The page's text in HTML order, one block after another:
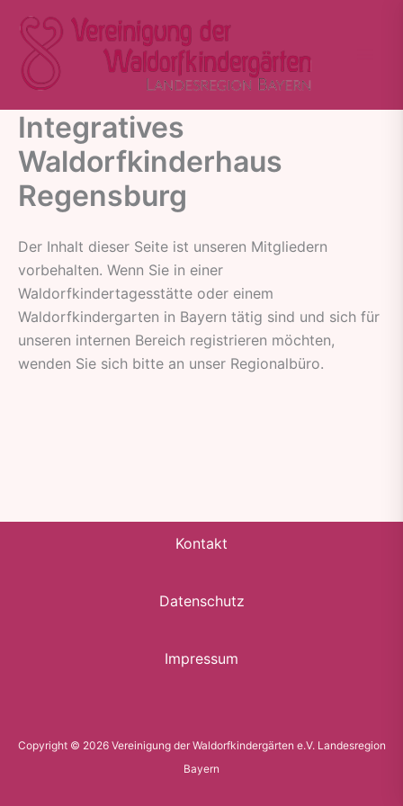
Inhalt
springen
Integratives
Waldorfkinderhaus
Regensburg
Der Inhalt dieser Seite ist unseren Mitgliedern
vorbehalten. Wenn Sie in einer
Waldorfkindertagesstätte oder einem
Waldorfkindergarten in Bayern tätig sind und sich für
unseren internen Bereich registrieren möchten,
wenden Sie sich bitte an unser Regionalbüro.
Kontakt
Datenschutz
Impressum
Copyright © 2026 Vereinigung der Waldorfkindergärten e.V. Landesregion
Bayern